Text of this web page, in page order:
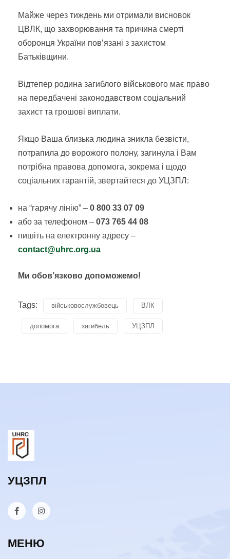
Майже через тиждень ми отримали висновок
ЦВЛК, що захворювання та причина смерті
оборонця України пов’язані з захистом
Батьківщини.
Відтепер родина загиблого військового має право
на передбачені законодавством соціальний
захист та грошові виплати.
Якщо Ваша близька людина зникла безвісти,
потрапила до ворожого полону, загинула і Вам
потрібна правова допомога, зокрема і щодо
соціальних гарантій, звертайтеся до УЦЗПЛ:
на “гарячу лінію” – 0 800 33 07 09
або за телефоном – 073 765 44 08
пишіть на електронну адресу –
contact@uhrc.org.ua
Ми обов’язково допоможемо!
Tags: військовослужбовець ВЛК
допомога загибель УЦЗПЛ
УЦЗПЛ
МЕНЮ